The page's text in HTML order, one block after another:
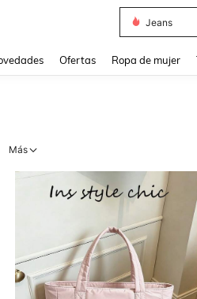
Vestidos De
Ofertas Ropa de mujer
Más